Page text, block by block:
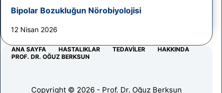
Bipolar Bozukluğun Nörobiyolojisi
12 Nisan 2026
ANA SAYFA HASTALIKLAR TEDAVILER
HAKKINDA
PROF. DR. OĞUZ BERKSUN
Copyright © 2026 - Prof. Dr. Oğuz Berksun